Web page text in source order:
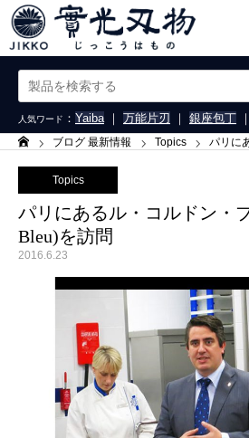
人気ワード ： Yaiba｜ 万能片刃 ｜ 銀座包丁 ｜
ーム ブログ 最新情報 Topics パリにある
Topics
パリにあるル・コルドン・
Bleu)を訪問
2016.6.23